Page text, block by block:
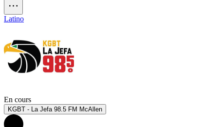
Latino
En cours
KGBT - La Jefa 98.5 FM McAllen